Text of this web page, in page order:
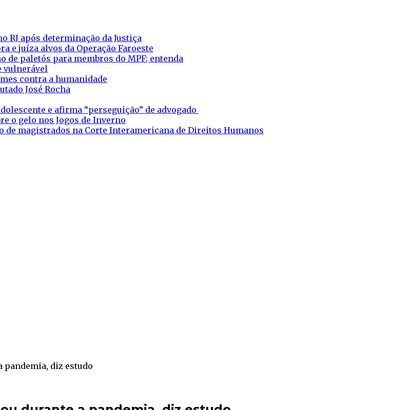
RJ após determinação da Justiça
e juíza alvos da Operação Faroeste
paletós para membros do MPF; entenda
vulnerável
contra a humanidade
José Rocha
e afirma “perseguição” de advogado
o gelo nos Jogos de Inverno
magistrados na Corte Interamericana de Direitos Humanos
pandemia, diz estudo